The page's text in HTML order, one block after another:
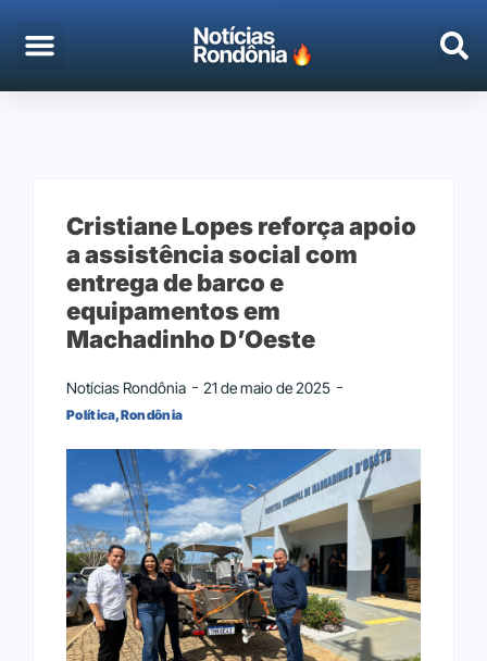
Cristiane Lopes reforça apoio
a assistência social com
entrega de barco e
equipamentos em
Machadinho D’Oeste
Notícias Rondônia 21 de maio de 2025
Política,Rondônia